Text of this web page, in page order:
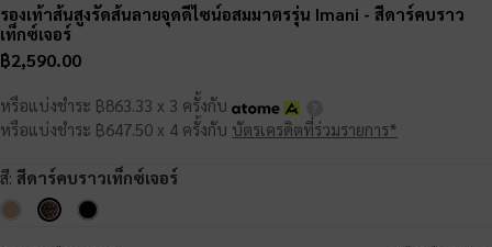
รองเท้าส้นสูงรัดส้นลายจุดดีไซน์อสมมาตรรุ่น Imani - สีดาร์คบราว
เท็กซ์เจอร์
฿2,590.00
หรือแบ่งชำระ ฿863.33 x 3 ครั้งกับ
หรือแบ่งชำระ ฿647.50 x 4 ครั้งกับ บัตรเครดิตที่ร่วมรายการ*
สี: สีดาร์คบราวเท็กซ์เจอร์